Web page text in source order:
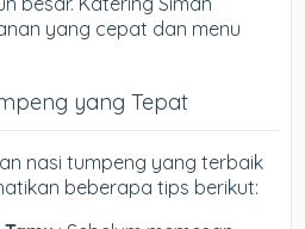
yang cepat dan menu
yang Tepat
nasi tumpeng yang terbaik
beberapa tips berikut: